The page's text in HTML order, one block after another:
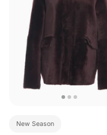
New Season